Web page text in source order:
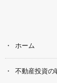
ホーム
不動産投資の